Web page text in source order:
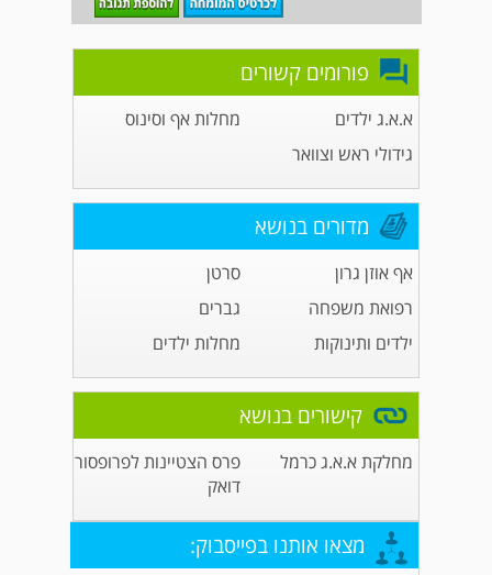
פורומים קשורים
א.א.ג ילדים
מחלות אף וסינוס
גידולי ראש וצוואר
מדורים בנושא
אף אוזן גרון
סרטן
רפואת משפחה
גברים
ילדים ותינוקות
מחלות ילדים
קישורים בנושא
מחלקת א.א.ג כרמל
פרס הצטיינות לפרופסור
דואק
מצאו אותנו בפייסבוק: